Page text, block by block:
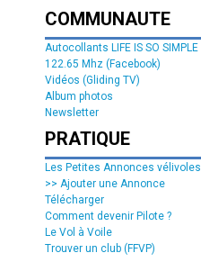
COMMUNAUTE
Autocollants LIFE IS SO SIMPLE
122.65 Mhz (Facebook)
Vidéos (Gliding TV)
Album photos
Newsletter
PRATIQUE
Les Petites Annonces vélivoles
>> Ajouter une Annonce
Télécharger
Comment devenir Pilote ?
Le Vol à Voile
Trouver un club (FFVP)